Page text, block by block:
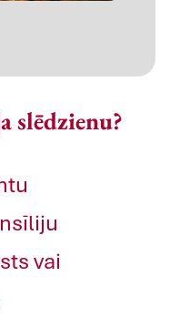
slēdzienu?
vai